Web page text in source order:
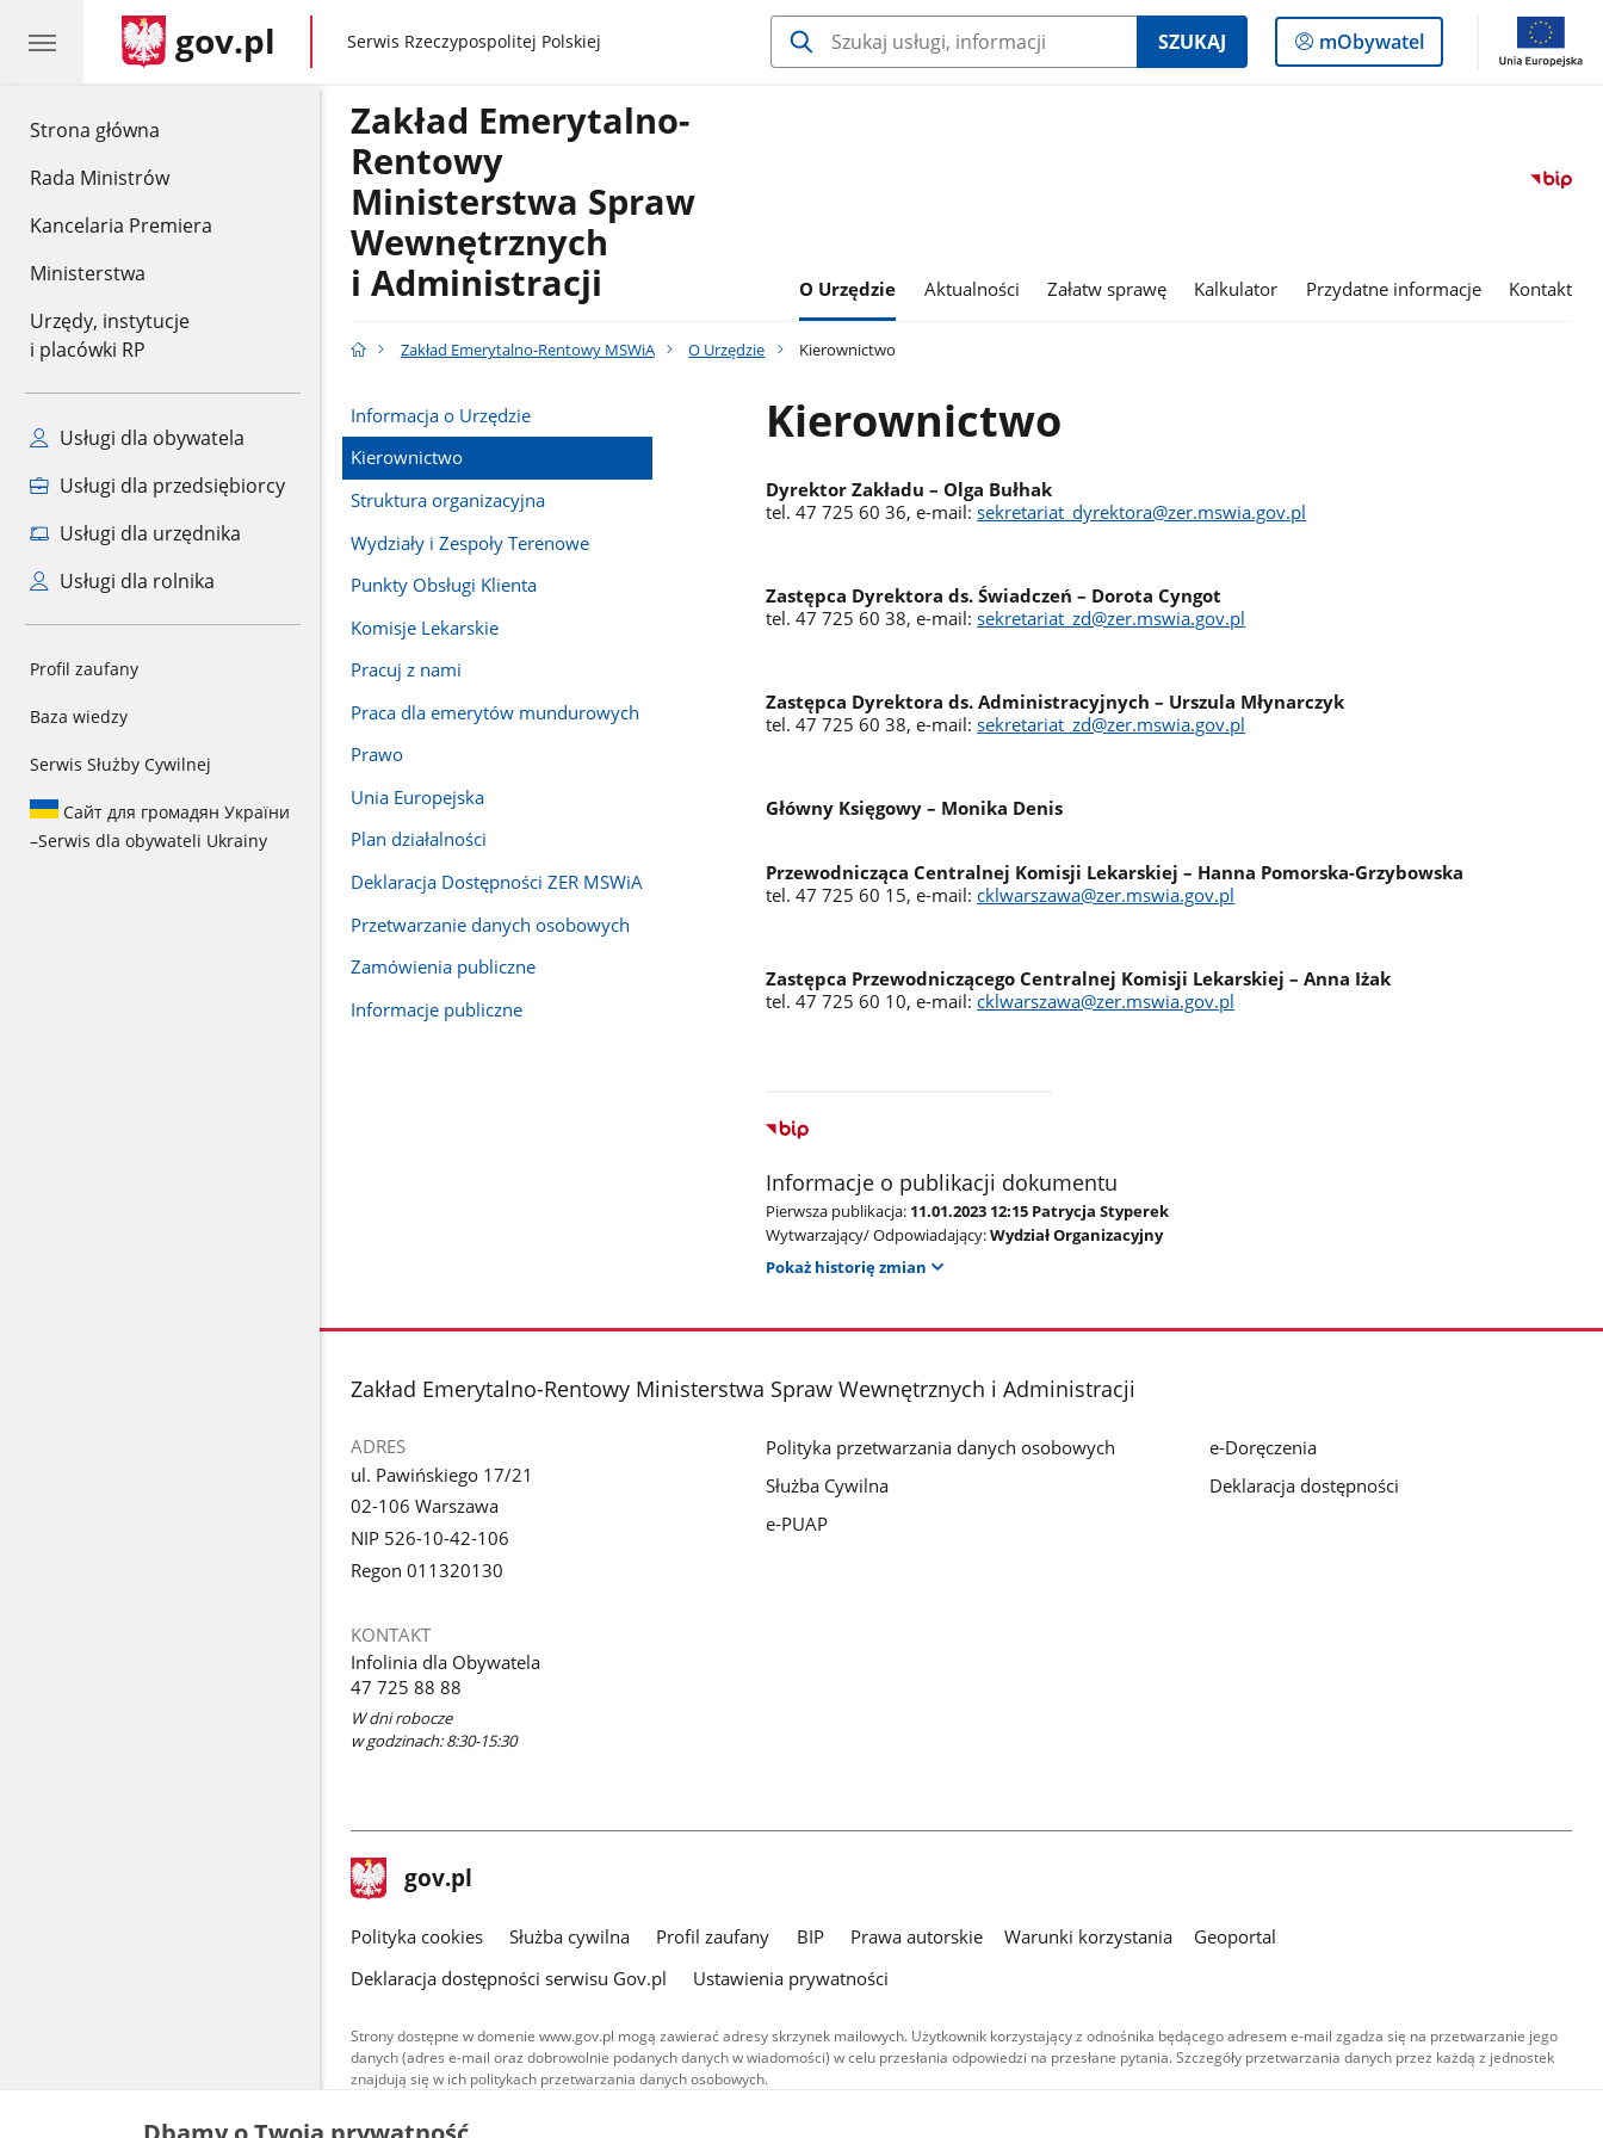
Strona główna
Rada Ministrów
Kancelaria Premiera
Ministerstwa
Urzędy, instytucje
i placówki RP
Usługi dla obywatela
Usługi dla przedsiębiorcy
Usługi dla urzędnika
Usługi dla rolnika
Profil zaufany
Baza wiedzy
Serwis Służby Cywilnej
Сайт для громадян України
–Serwis dla obywateli Ukrainy
gov.pl gov.pl
Serwis Rzeczypospolitej Polskiej SZUKAJ
Logowanie
do
mObywatel
Zakład Emerytalno-
Rentowy
Ministerstwa Spraw
Wewnętrznych
i Administracji
O Urzędzie Aktualności Załatw sprawę Kalkulator Przydatne informacje Kontakt
Zakład Emerytalno-Rentowy MSWiA O Urzędzie Kierownictwo
Informacja o Urzędzie
Kierownictwo
Struktura organizacyjna
Wydziały i Zespoły Terenowe
Punkty Obsługi Klienta
Komisje Lekarskie
Pracuj z nami
Praca dla emerytów mundurowych
Prawo
Unia Europejska
Plan działalności
Deklaracja Dostępności ZER MSWiA
Przetwarzanie danych osobowych
Zamówienia publiczne
Informacje publiczne
Kierownictwo
Dyrektor Zakładu – Olga Bułhak
tel. 47 725 60 36, e-mail:sekretariat_dyrektora@zer.mswia.gov.pl
Zastępca Dyrektora ds. Świadczeń – Dorota Cyngot
tel. 47 725 60 38, e-mail:sekretariat_zd@zer.mswia.gov.pl
Zastępca Dyrektora ds. Administracyjnych – Urszula Młynarczyk
tel. 47 725 60 38, e-mail:sekretariat_zd@zer.mswia.gov.pl
Główny Księgowy – Monika Denis
Przewodnicząca Centralnej Komisji Lekarskiej – Hanna Pomorska-Grzybowska
tel. 47 725 60 15, e-mail: cklwarszawa@zer.mswia.gov.pl
Zastępca Przewodniczącego Centralnej Komisji Lekarskiej – Anna Iżak
tel. 47 725 60 10, e-mail: cklwarszawa@zer.mswia.gov.pl
Informacje o publikacji dokumentu
Pierwsza publikacja: 11.01.2023 12:15 Patrycja Styperek
Wytwarzający/ Odpowiadający:Wydział Organizacyjny
Pokaż historię zmian
stopka
Zakład Emerytalno-Rentowy Ministerstwa Spraw Wewnętrznych i Administracji
ADRES
ul. Pawińskiego 17/21
02-106 Warszawa
NIP 526-10-42-106
Regon 011320130
KONTAKT
Infolinia dla Obywatela
47 725 88 88
W dni robocze
w godzinach: 8:30-15:30
Polityka przetwarzania danych osobowych
Służba Cywilna
e-PUAP
e-Doręczenia
Deklaracja dostępności
stopka
gov.pl Strona
gov.pl
gov.pl
Polityka cookies Służba cywilna Profil zaufany BIP Prawa autorskie Warunki korzystania
Geoportal
Deklaracja dostępności serwisu Gov.pl
Ustawienia prywatności
Strony dostępne w domenie www.gov.pl mogą zawierać adresy skrzynek mailowych. Użytkownik korzystający z odnośnika będącego adresem e-mail zgadza się na przetwarzanie jego
danych (adres e-mail oraz dobrowolnie podanych danych w wiadomości) w celu przesłania odpowiedzi na przesłane pytania. Szczegóły przetwarzania danych przez każdą z jednostek
znajdują się w ich politykach przetwarzania danych osobowych.
Treści tekstowe publikowane w serwisie (z wyłączeniem treści audiowizualnych), są